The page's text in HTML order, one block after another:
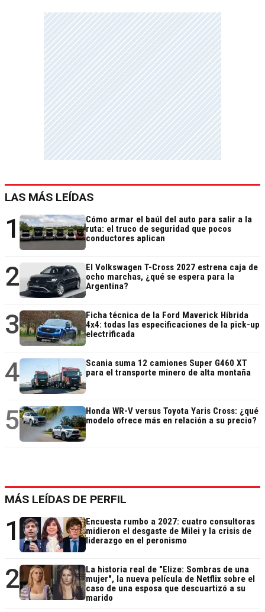
LAS MÁS LEÍDAS
1
Cómo armar el baúl del auto para salir a la
ruta: el truco de seguridad que pocos
conductores aplican
2
El Volkswagen T-Cross 2027 estrena caja de
ocho marchas, ¿qué se espera para la
Argentina?
3
Ficha técnica de la Ford Maverick Híbrida
4x4: todas las especificaciones de la pick-up
electrificada
4
Scania suma 12 camiones Super G460 XT
para el transporte minero de alta montaña
5
Honda WR-V versus Toyota Yaris Cross: ¿qué
modelo ofrece más en relación a su precio?
MÁS LEÍDAS DE PERFIL
1
Encuesta rumbo a 2027: cuatro consultoras
midieron el desgaste de Milei y la crisis de
liderazgo en el peronismo
2
La historia real de "Elize: Sombras de una
mujer", la nueva película de Netflix sobre el
caso de una esposa que descuartizó a su
marido